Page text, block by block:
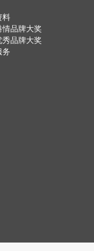
料
情品牌大奖
秀品牌大奖
务